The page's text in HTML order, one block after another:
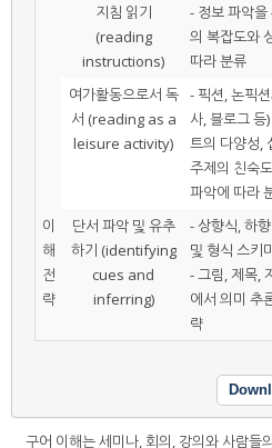
지침 읽기
(reading
instructions)
- 정보 파악을
의 복잡도와
따라 분류
여가활동으로서 독
서 (reading as a
leisure activity)
- 픽션, 논픽
사, 블로그 등
트의 다양성,
주제의 친숙
파악에 따라
이
해
전
략
단서 파악 및 유추
하기 (identifying
cues and
inferring)
- 상향식, 하
및 형식 스키
- 그림, 제목,
에서 의미 추
략
구어 이해는 세미나, 회의, 강의와 사람들